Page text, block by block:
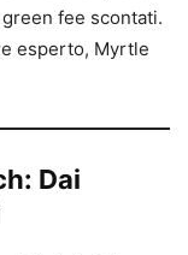
fee scontati.
esperto, Myrtle
Dai